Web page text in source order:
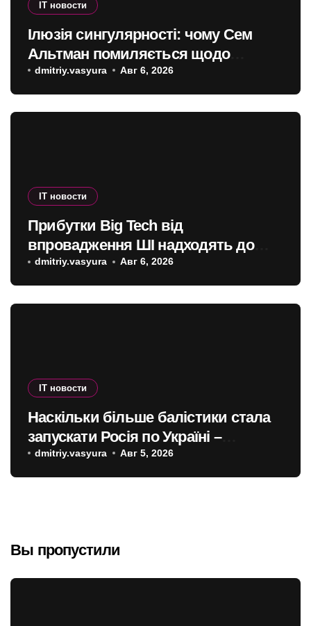
IT новости
Ілюзія сингулярності: чому Сем
Альтман помиляється щодо
штучного інтелекту
dmitriy.vasyura Авг 6, 2026
IT новости
Прибутки Big Tech від
впровадження ШІ надходять до
офшорів: як змінити глобальну
податкову систему
dmitriy.vasyura Авг 6, 2026
IT новости
Наскільки більше балістики стала
запускати Росія по Україні –
інфографіка
dmitriy.vasyura Авг 5, 2026
Вы пропустили